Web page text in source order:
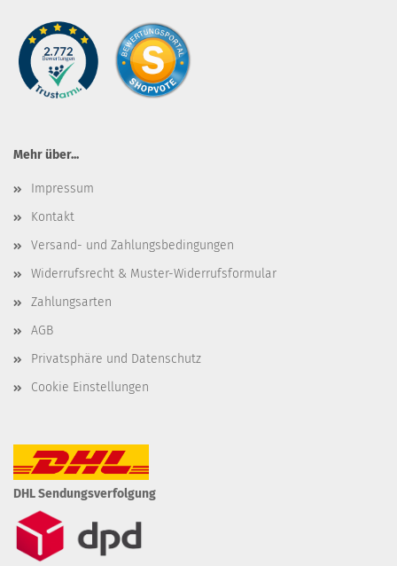
Mehr über...
Impressum
Kontakt
Versand- und Zahlungsbedingungen
Widerrufsrecht & Muster-Widerrufsformular
Zahlungsarten
AGB
Privatsphäre und Datenschutz
Cookie Einstellungen
DHL Sendungsverfolgung